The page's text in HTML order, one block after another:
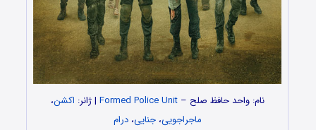
نام: واحد حافظ صلح –Formed Police Unit | ژانر: اکشن،
ماجراجویی،جنایی،درام